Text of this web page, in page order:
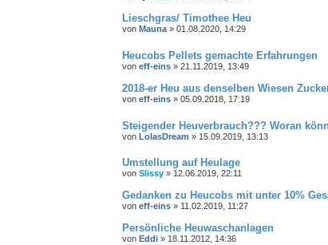
Lieschgras/ Timothee Heu
von Mauna» 01.08.2020, 14:29
Heucobs Pellets gemachte Erfahrungen
von eff-eins » 21.11.2019, 13:49
2018-er Heu aus denselben Wiesen
von eff-eins » 05.09.2018, 17:19
Steigender Heuverbrauch??? Woran
von LolasDream » 15.09.2019, 13:13
Umstellung auf Heulage
von Slissy » 12.06.2019, 22:11
Gedanken zu Heucobs mit unter 10%
von eff-eins » 11.02.2019, 11:27
Persönliche Heuwaschanlagen
von Eddi » 18.11.2012, 14:36